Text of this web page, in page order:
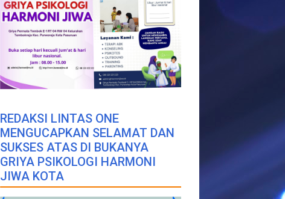
REDAKSI LINTAS ONE
MENGUCAPKAN SELAMAT DAN
SUKSES ATAS DI BUKANYA
GRIYA PSIKOLOGI HARMONI
JIWA KOTA